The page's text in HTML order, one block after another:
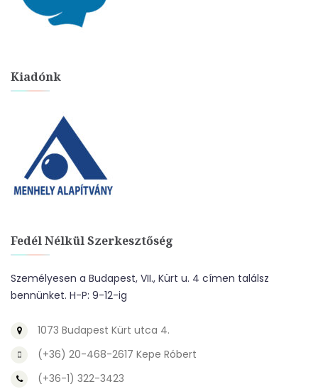
Kiadónk
Fedél Nélkül Szerkesztőség
Személyesen a Budapest, VII., Kürt u. 4 címen találsz
bennünket. H-P: 9-12-ig
1073 Budapest Kürt utca 4.
(+36) 20-468-2617 Kepe Róbert
(+36-1) 322-3423